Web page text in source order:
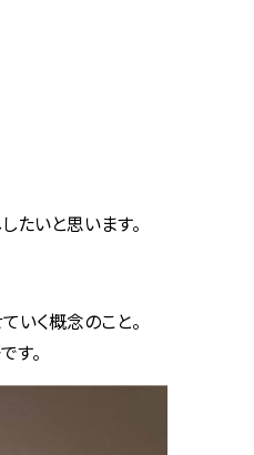
たいと思います。
く概念のこと。
す。